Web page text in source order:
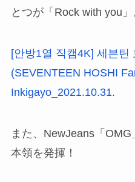
とつが「Rock with you」
[안방1열 직캠4K] 세븐틴
(SEVENTEEN HOSHI
Inkigayo_2021.10.31.
また、NewJeans「
本領を発揮！